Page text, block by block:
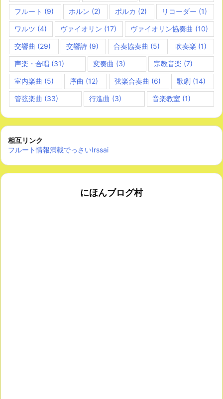
フルート (9) ホルン (2) ポルカ (2) リコーダー (1)
ワルツ (4) ヴァイオリン (17) ヴァイオリン協奏曲 (10)
交響曲 (29) 交響詩(9) 合奏協奏曲 (5) 吹奏楽 (1)
声楽・合唱 (31) 変奏曲 (3) 宗教音楽 (7)
室内楽曲 (5) 序曲 (12) 弦楽合奏曲 (6) 歌劇(14)
管弦楽曲 (33) 行進曲 (3) 音楽教室 (1)
相互リンク
フルート情報満載でっさいIrssai
にほんブログ村